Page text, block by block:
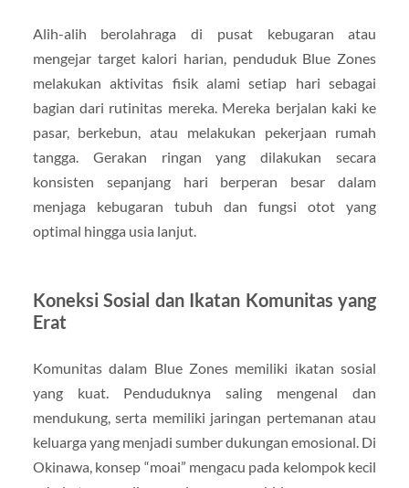
Alih-alih berolahraga di pusat kebugaran atau
mengejar target kalori harian, penduduk Blue Zones
melakukan aktivitas fisik alami setiap hari sebagai
bagian dari rutinitas mereka. Mereka berjalan kaki ke
pasar, berkebun, atau melakukan pekerjaan rumah
tangga. Gerakan ringan yang dilakukan secara
konsisten sepanjang hari berperan besar dalam
menjaga kebugaran tubuh dan fungsi otot yang
optimal hingga usia lanjut.
Koneksi Sosial dan Ikatan Komunitas yang
Erat
Komunitas dalam Blue Zones memiliki ikatan sosial
yang kuat. Penduduknya saling mengenal dan
mendukung, serta memiliki jaringan pertemanan atau
keluarga yang menjadi sumber dukungan emosional. Di
Okinawa, konsep “moai” mengacu pada kelompok kecil